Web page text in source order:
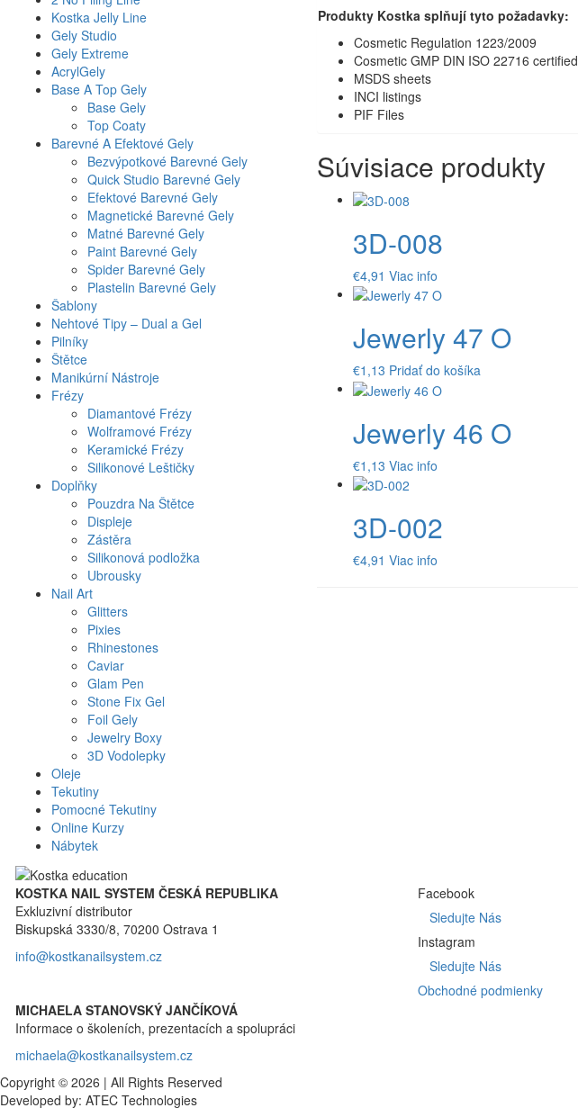
Kostka Jelly Line
Gely Studio
Gely Extreme
AcrylGely
Base A Top Gely
Base Gely
Top Coaty
Barevné A Efektové Gely
Bezvýpotkové Barevné Gely
Quick Studio Barevné Gely
Efektové Barevné Gely
Magnetické Barevné Gely
Matné Barevné Gely
Paint Barevné Gely
Spider Barevné Gely
Plastelin Barevné Gely
Šablony
Nehtové Tipy – Dual a Gel
Pilníky
Štětce
Manikúrní Nástroje
Frézy
Diamantové Frézy
Wolframové Frézy
Keramické Frézy
Silikonové Leštičky
Doplňky
Pouzdra Na Štětce
Displeje
Zástěra
Silikonová podložka
Ubrousky
Nail Art
Glitters
Pixies
Rhinestones
Caviar
Glam Pen
Stone Fix Gel
Foil Gely
Jewelry Boxy
3D Vodolepky
Oleje
Tekutiny
Pomocné Tekutiny
Online Kurzy
Nábytek
Produkty Kostka splňují tyto požadavky:
Cosmetic Regulation 1223/2009
Cosmetic GMP DIN ISO 22716 certified
MSDS sheets
INCI listings
PIF Files
Súvisiace produkty
3D-008
€4,91 Viac info
Jewerly 47 O
€1,13 Pridať do košíka
Jewerly 46 O
€1,13 Viac info
3D-002
€4,91 Viac info
KOSTKA NAIL SYSTEM ČESKÁ REPUBLIKA
Exkluzivní distributor
Biskupská 3330/8, 70200 Ostrava 1
info@kostkanailsystem.cz
MICHAELA STANOVSKÝ JANČÍKOVÁ
Informace o školeních, prezentacích a spolupráci
michaela@kostkanailsystem.cz
Facebook
Sledujte Nás
Instagram
Sledujte Nás
Obchodné podmienky
Copyright © 2026 | All Rights Reserved
Developed by: ATEC Technologies